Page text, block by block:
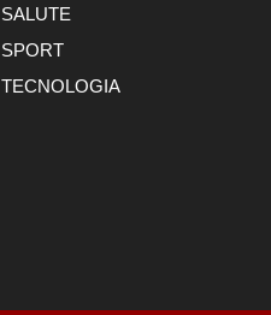
SALUTE
SPORT
TECNOLOGIA